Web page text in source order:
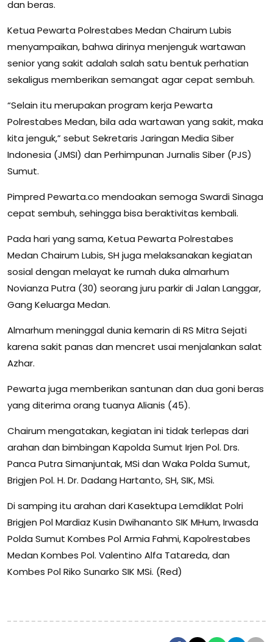
dan beras.
Ketua Pewarta Polrestabes Medan Chairum Lubis
menyampaikan, bahwa dirinya menjenguk wartawan
senior yang sakit adalah salah satu bentuk perhatian
sekaligus memberikan semangat agar cepat sembuh.
“Selain itu merupakan program kerja Pewarta
Polrestabes Medan, bila ada wartawan yang sakit, maka
kita jenguk,” sebut Sekretaris Jaringan Media Siber
Indonesia (JMSI) dan Perhimpunan Jurnalis Siber (PJS)
Sumut.
Pimpred Pewarta.co mendoakan semoga Swardi Sinaga
cepat sembuh, sehingga bisa beraktivitas kembali.
Pada hari yang sama, Ketua Pewarta Polrestabes
Medan Chairum Lubis, SH juga melaksanakan kegiatan
sosial dengan melayat ke rumah duka almarhum
Novianza Putra (30) seorang juru parkir di Jalan Langgar,
Gang Keluarga Medan.
Almarhum meninggal dunia kemarin di RS Mitra Sejati
karena sakit panas dan mencret usai menjalankan salat
Azhar.
Pewarta juga memberikan santunan dan dua goni beras
yang diterima orang tuanya Alianis (45).
Chairum mengatakan, kegiatan ini tidak terlepas dari
arahan dan bimbingan Kapolda Sumut Irjen Pol. Drs.
Panca Putra Simanjuntak, MSi dan Waka Polda Sumut,
Brigjen Pol. H. Dr. Dadang Hartanto, SH, SIK, MSi.
Di samping itu arahan dari Kasektupa Lemdiklat Polri
Brigjen Pol Mardiaz Kusin Dwihananto SIK MHum, Irwasda
Polda Sumut Kombes Pol Armia Fahmi, Kapolrestabes
Medan Kombes Pol. Valentino Alfa Tatareda, dan
Kombes Pol Riko Sunarko SIK MSi. (Red)